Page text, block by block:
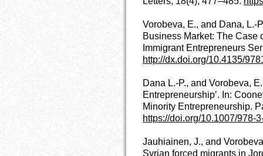
Vorobeva, E., and Dana, L.-
Business Market: The Case
Immigrant Entrepreneurs
http://dx.doi.org/10.4135/
Dana L.-P., and Vorobeva,
Entrepreneurship’. In:
Minority Entrepreneurship.
https://doi.org/10.1007/978-
Jauhiainen, J., and
Syrian forced migrants in